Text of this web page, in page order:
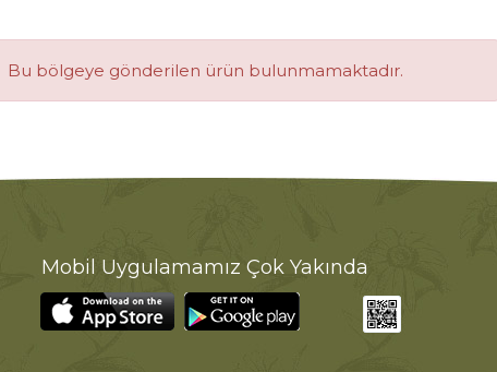
Bu bölgeye gönderilen ürün bulunmamaktadır.
Mobil Uygulamamız Çok Yakında